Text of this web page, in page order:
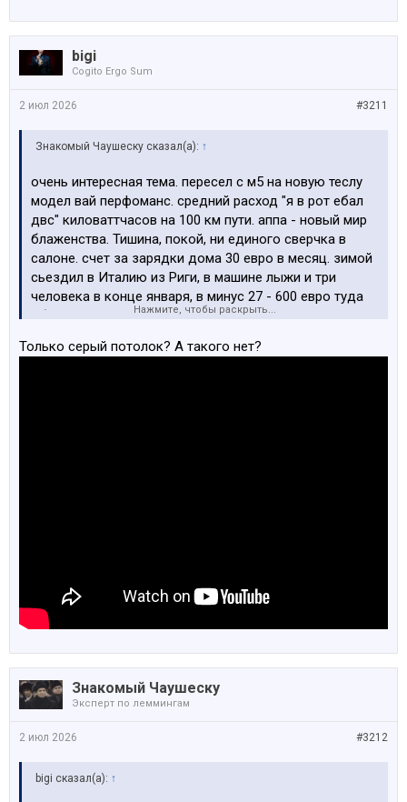
bigi
Cogito Ergo Sum
#3211
2 июл 2026
Знакомый Чаушеску сказал(а): ↑
очень интересная тема. пересел с м5 на новую теслу
модел вай перфоманс. средний расход "я в рот ебал
двс" киловаттчасов на 100 км пути. аппа - новый мир
блаженства. Тишина, покой, ни единого сверчка в
салоне. счет за зарядки дома 30 евро в месяц. зимой
сьездил в Италию из Риги, в машине лыжи и три
человека в конце января, в минус 27 - 600 евро туда
обратно. Летом на ней же сьездил Рига - Штутгарт -
двое детей - 450 евро. Польша 120-190км/ч, Германия
Нажмите, чтобы раскрыть...
Только серый потолок? А такого нет?
Знакомый Чаушеску
Эксперт по леммингам
#3212
2 июл 2026
bigi сказал(а): ↑